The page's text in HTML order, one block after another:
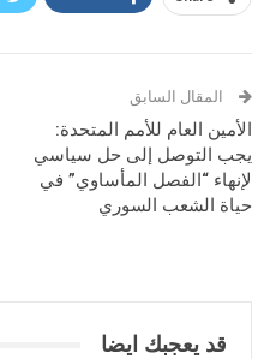
المقال السابق
الأمين العام للأمم المتحدة:
يجب التوصل إلى حل سياسي
لإنهاء “الفصل المأساوي” في
حياة الشعب السوري
قد يعجبك ايضا